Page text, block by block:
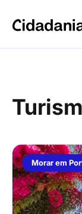
Morar em